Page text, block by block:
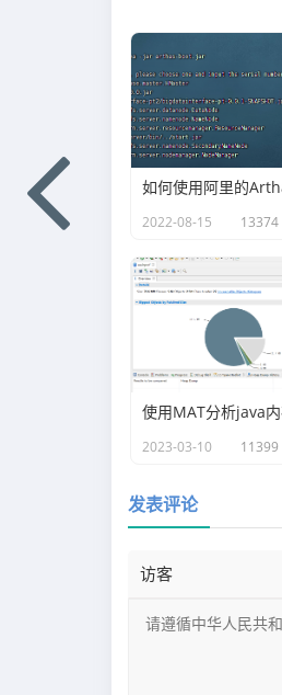
2022-08-15 13374
2023-03-10 11399
发表评论